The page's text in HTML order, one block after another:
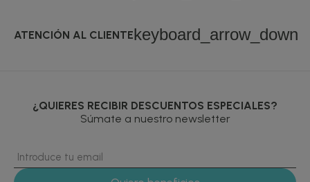
ATENCIÓN AL CLIENTEkeyboard_arrow_down
¿QUIERES RECIBIR DESCUENTOS ESPECIALES?
Súmate a nuestro newsletter